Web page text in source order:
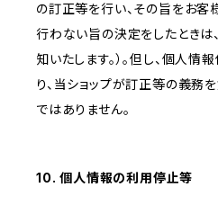
の訂正等を行い、その旨をお客
行わない旨の決定をしたときは
知いたします。）。但し、個人
り、当ショップが訂正等の義務
ではありません。
10. 個人情報の利用停止等